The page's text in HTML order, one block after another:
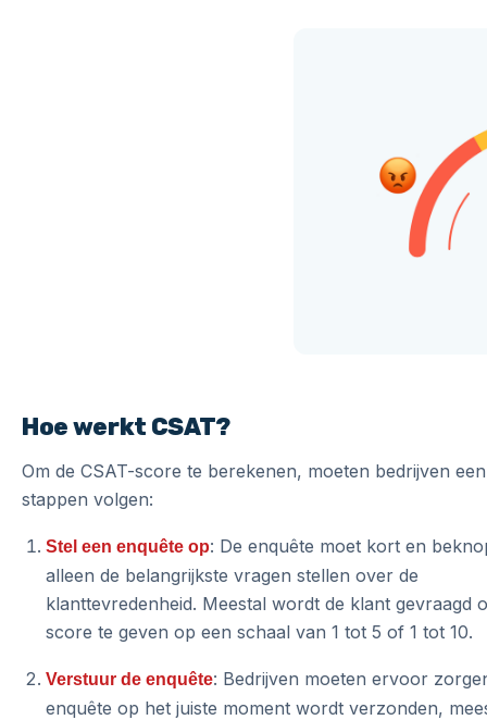
Hoe werkt CSAT?
Om de CSAT-score te berekenen, moeten bedrijven
stappen volgen:
Stel een enquête op: De enquête moet kort en
alleen de belangrijkste vragen stellen over de
klanttevredenheid. Meestal wordt de klant gevraagd
score te geven op een schaal van 1 tot 5 of 1 tot 10.
Verstuur de enquête: Bedrijven moeten ervoor
enquête op het juiste moment wordt verzonden,